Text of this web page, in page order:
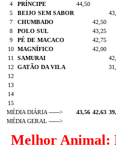
4
PRÍNCIPE 44,50
5
BEIJO SEM SABOR
7
CHUMBADO
42,50
8
POLO SUL
43,25
9
PÉ DE MACACO
42,75
10 MAGNÍFICO
42,00
11
SAMURAI
12 GATÃO DA VILA
12
13
14
15
MÉDIA DIÁRIA ------>
43,56 42,63
MÉDIA GERAL ------>
Melhor Animal: